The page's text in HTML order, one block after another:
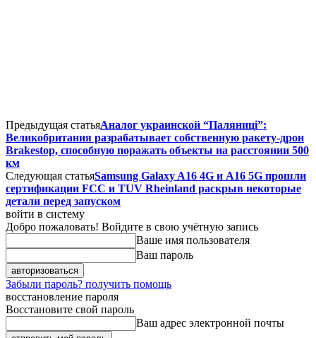
Предыдущая статьяАналог украинской “Паляниці”:
Великобритания разрабатывает собственную ракету-дрон
Brakestop, способную поражать объекты на расстоянии 500
км
Следующая статьяSamsung Galaxy A16 4G и A16 5G прошли
сертификации FCC и TUV Rheinland раскрыв некоторые
детали перед запуском
войти в систему
Добро пожаловать! Войдите в свою учётную запись
Ваше имя пользователя
Ваш пароль
Забыли пароль? получить помощь
восстановление пароля
Восстановите свой пароль
Ваш адрес электронной почты